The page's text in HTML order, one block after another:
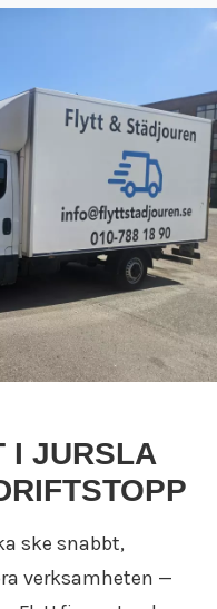
I JURSLA
ske snabbt,
verksamheten —